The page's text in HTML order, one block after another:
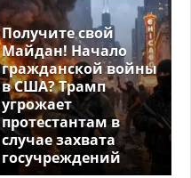
Получите свой
Майдан! Начало
гражданской войны
в США? Трамп
угрожает
протестантам в
случае захвата
госучреждений